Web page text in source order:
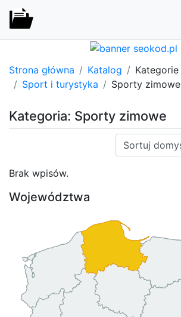
Strona główna Katalog
Kategorie
Sport i turystyka
Sporty zimowe
Kategoria: Sporty zimowe
Sortuj:
Brak wpisów.
Województwa